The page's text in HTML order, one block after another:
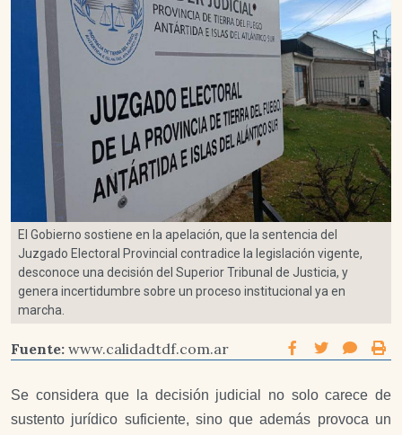
El Gobierno sostiene en la apelación, que la sentencia del
Juzgado Electoral Provincial contradice la legislación vigente,
desconoce una decisión del Superior Tribunal de Justicia, y
genera incertidumbre sobre un proceso institucional ya en
marcha.
Fuente: www.calidadtdf.com.ar
Se considera que la decisión judicial no solo carece de
sustento jurídico suficiente, sino que además provoca un